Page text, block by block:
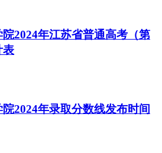
2024年江苏省普通高考（第
表
2024年录取分数线发布时间